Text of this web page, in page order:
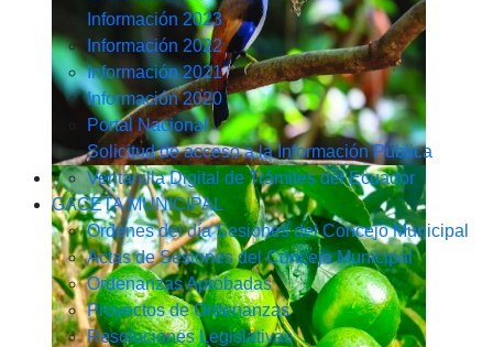
Información 2023
Información 2022
Información 2021
Información 2020
Portal Nacional
Solicitud de acceso a la Información Pública
Ventanilla Digital de Trámites del Ecuador
GACETA MUNICIPAL
Ordenes del día Sesiones del Concejo Municipal
Actas de Sesiones del Concejo Municipal
Ordenanzas Aprobadas
Proyectos de Ordenanzas
Resoluciones Legislativas